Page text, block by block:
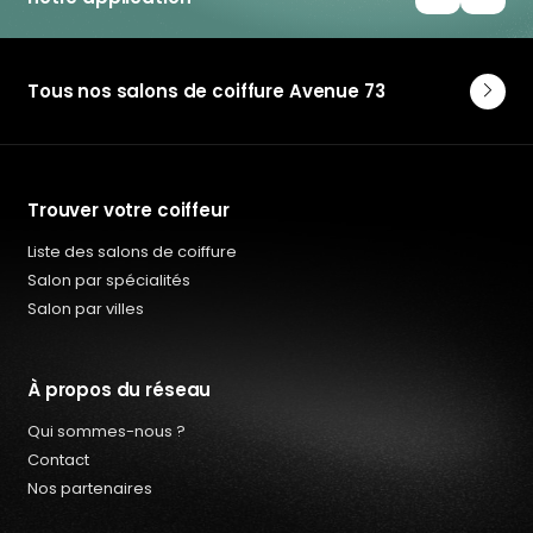
Coiffeur Institut esthétique en Vendée
Tous nos salons de coiffure Avenue 73
Trouver votre coiffeur
Liste des salons de coiffure
Salon par spécialités
Salon par villes
À propos du réseau
Qui sommes-nous ?
Contact
Nos partenaires